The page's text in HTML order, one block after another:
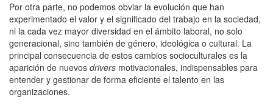
Por otra parte, no podemos obviar la evolución que han
experimentado el valor y el significado del trabajo en la sociedad,
ni la cada vez mayor diversidad en el ámbito laboral, no solo
generacional, sino también de género, ideológica o cultural. La
principal consecuencia de estos cambios socioculturales es la
aparición de nuevos drivers motivacionales, indispensables para
entender y gestionar de forma eficiente el talento en las
organizaciones.